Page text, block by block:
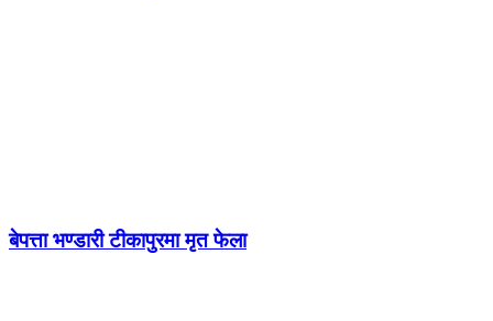
बेपत्ता भण्डारी टीकापुरमा मृत फेला